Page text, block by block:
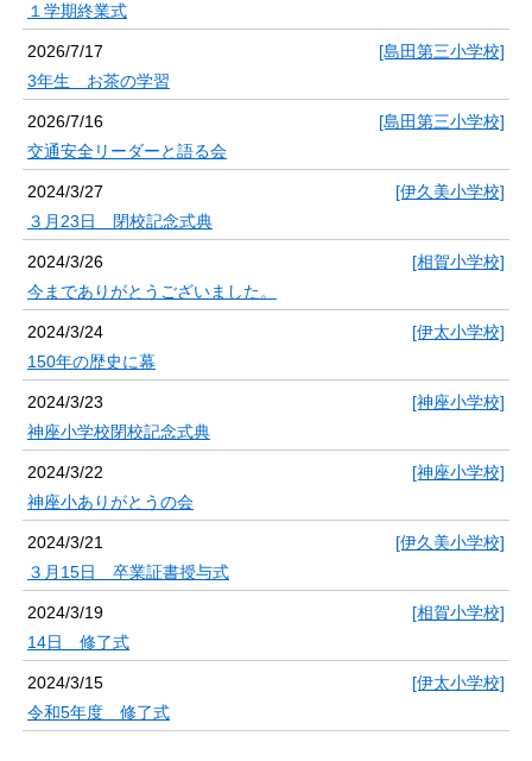
１学期終業式
2026/7/17
[島田第三小学校]
3年生 お茶の学習
2026/7/16
[島田第三小学校]
交通安全リーダーと語る会
2024/3/27
[伊久美小学校]
３月23日 閉校記念式典
2024/3/26
[相賀小学校]
今までありがとうございました。
2024/3/24
[伊太小学校]
150年の歴史に幕
2024/3/23
[神座小学校]
神座小学校閉校記念式典
2024/3/22
[神座小学校]
神座小ありがとうの会
2024/3/21
[伊久美小学校]
３月15日 卒業証書授与式
2024/3/19
[相賀小学校]
14日 修了式
2024/3/15
[伊太小学校]
令和5年度 修了式